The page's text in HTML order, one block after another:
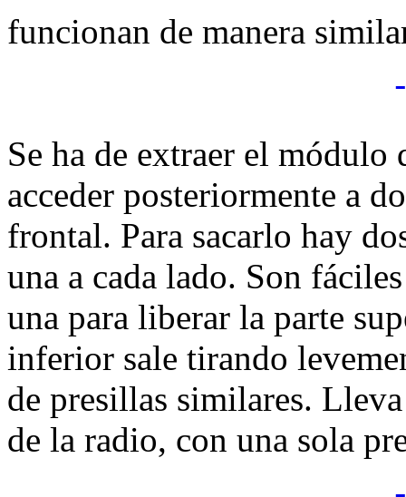
funcionan de manera
Se ha de extraer el módulo
acceder posteriormente a
frontal. Para sacarlo hay
una a cada lado. Son
una para liberar la parte
inferior sale tirando
de presillas similares.
de la radio, con una sola